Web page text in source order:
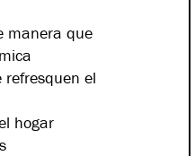
manera que
refresquen el
hogar